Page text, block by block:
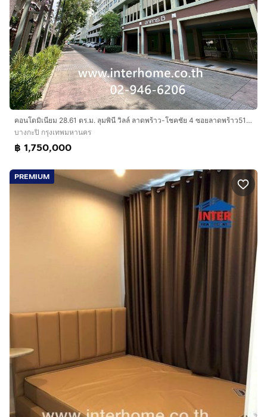
คอนโดมิเนียม 28.61 ตร.ม. ลุมพินี วิลล์ ลาดพร้าว-โชคชัย 4 ซอยลาดพร้าว51 ถนนลาดพร้าว ถนนรัชดาภิเษก เขตบางกะปิ กรุงเทพมหานคร
บางกะปิ กรุงเทพมหานคร
฿ 1,750,000
PREMIUM